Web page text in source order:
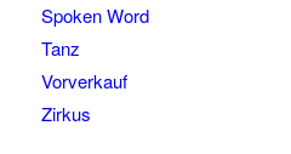
Spoken Word
Tanz
Vorverkauf
Zirkus